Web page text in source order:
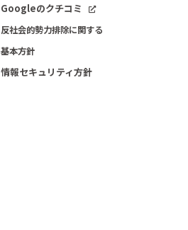
Googleのクチコミ
反社会的勢力排除に関する
基本方針
情報セキュリティ方針